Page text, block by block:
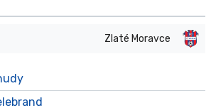
Zlaté Moravce